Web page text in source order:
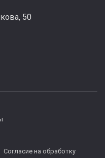
50
Согласие на обработку